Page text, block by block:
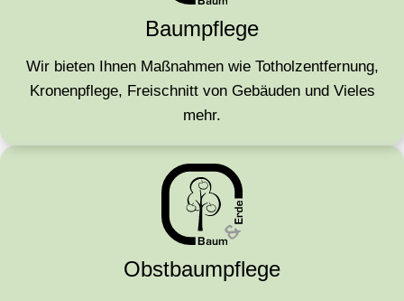
Baumpflege
Wir bieten Ihnen Maßnahmen wie Totholzentfernung,
Kronenpflege, Freischnitt von Gebäuden und Vieles
mehr.
Obstbaumpflege